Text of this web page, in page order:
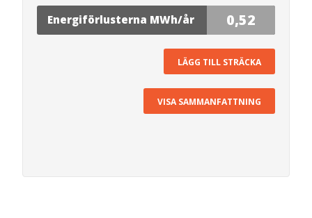
Energiförlusterna MWh/år 0,52
LÄGG TILL STRÄCKA
VISA SAMMANFATTNING